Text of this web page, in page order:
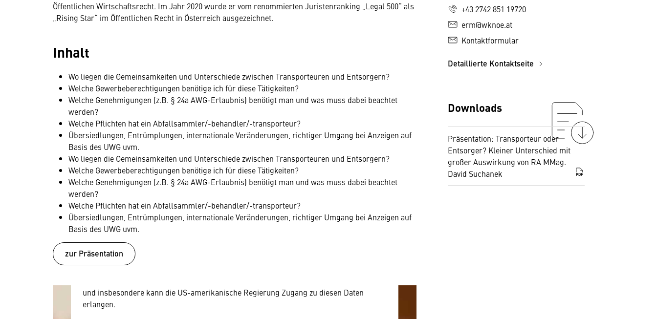
Öffentlichen Wirtschaftsrecht. Im Jahr 2020 wurde er vom renommierten Juristenranking „Legal 500“ als
„Rising Star“ im Öffentlichen Recht in Österreich ausgezeichnet.
Inhalt
Wo liegen die Gemeinsamkeiten und Unterschiede zwischen Transporteuren und Entsorgern?
Welche Gewerbeberechtigungen benötige ich für diese Tätigkeiten?
Welche Genehmigungen (z.B. § 24a AWG-Erlaubnis) benötigt man und was muss dabei beachtet
werden?
Welche Pflichten hat ein Abfallsammler/-behandler/-transporteur?
Übersiedlungen, Entrümplungen, internationale Veränderungen, richtiger Umgang bei Anzeigen auf
Basis des UWG uvm.
Wo liegen die Gemeinsamkeiten und Unterschiede zwischen Transporteuren und Entsorgern?
Welche Gewerbeberechtigungen benötige ich für diese Tätigkeiten?
Welche Genehmigungen (z.B. § 24a AWG-Erlaubnis) benötigt man und was muss dabei beachtet
werden?
Welche Pflichten hat ein Abfallsammler/-behandler/-transporteur?
Übersiedlungen, Entrümplungen, internationale Veränderungen, richtiger Umgang bei Anzeigen auf
Basis des UWG uvm.
zur Präsentation
Wir benötigen Ihre Zustimmung
Hier würden wir Ihnen gerne einen externen Inhalt anzeigen. Dafür benötigen wir
allerdings Ihre Zustimmung, da Ihr Browser personenbezogene technische Daten zu
Geräten und Nutzerverhalten mitunter mit US-amerikanischen Anbietern austauscht.
und insbesondere kann die US-amerikanische Regierung Zugang zu diesen Daten
erlangen.
+43 2742 851 19720
erm@wknoe.at
Kontaktformular
Detaillierte Kontaktseite
Downloads
Präsentation: Transporteur oder
Entsorger? Kleiner Unterschied mit
großer Auswirkung von RA MMag.
David Suchanek
PDF